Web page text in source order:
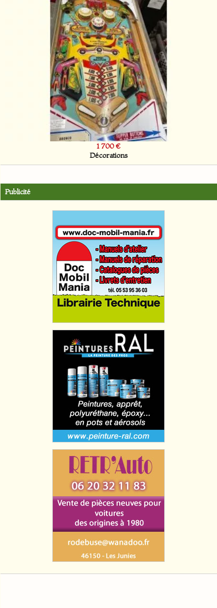
1 700 €
Décorations
Publicité